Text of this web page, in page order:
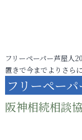
フリーペーパー芦屋人
置きで今までよりさら
フリーペー
阪神相続相談